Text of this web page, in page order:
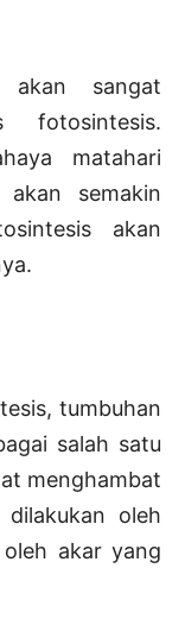
akan sangat
fotosintesis.
matahari
semakin
akan
tumbuhan
salah satu
menghambat
oleh
akar yang